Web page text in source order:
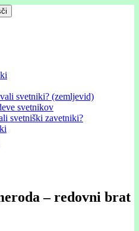
svetniki? (zemljevid)
svetnikov
svetniški zavetniki?
– redovni brat